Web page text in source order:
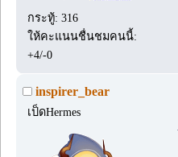
กระทู้: 316
ให้คะแนนชื่นชมคนนี้:
+4/-0
inspirer_bear
เป็ดHermes